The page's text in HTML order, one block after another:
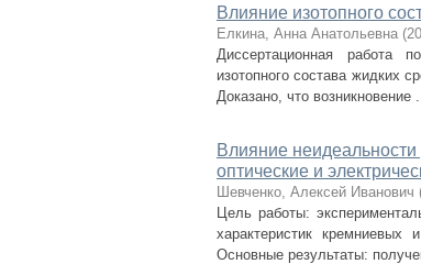
Влияние изотопного
Елкина, Анна Анатольевна (
Диссертационная работа
изотопного состава жидких
Доказано, что возникновение
Влияние
оптические и
Шевченко, Алексей Иванович
Цель работы:
характеристик
Основные результаты: